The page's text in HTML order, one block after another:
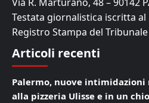
Testata giornalistica iscritta al
Registro Stampa del
Articoli recenti
Palermo, nuove
alla pizzeria Ulisse e in un